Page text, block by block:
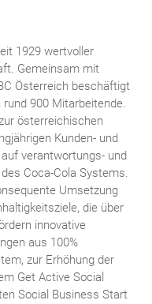
1929 wertvoller
Gemeinsam mit
Österreich beschäftigt
900 Mitarbeitende.
österreichischen
Kunden- und
verantwortungs- und
Coca-Cola Systems.
Umsetzung
die über
innovative
aus 100%
zur Erhöhung der
Get Active Social
Social Business Start